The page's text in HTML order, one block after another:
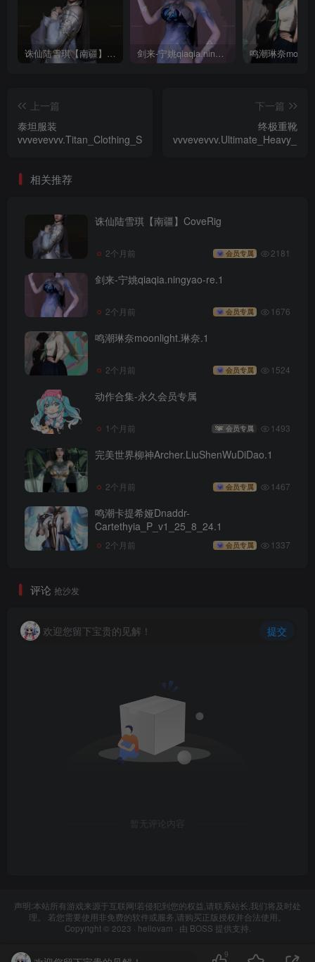
诛仙陆雪琪【南疆】CoveRig 剑来-宁姚qiaqia.ningyao-re.1
上一篇
泰坦服装
vvvevevvv.Titan_Clothing_Set.1
下一篇
终极重靴
相关推荐
诛仙陆雪琪【南疆】CoveRig
2个月前 会员专属 2181
剑来-宁姚qiaqia.ningyao-re.1
2个月前 会员专属 1676
鸣潮琳奈moonlight.琳奈.1
2个月前 会员专属 1524
动作合集-永久会员专属
1个月前 会员专属 1493
完美世界柳神Archer.LiuShenWuDiDao.1
2个月前 会员专属 1467
鸣潮卡提希娅Dnaddr-
Cartethyia_P_v1_25_8_24.1
2个月前 会员专属 1337
评论 抢沙发
欢迎您留下宝贵的见解！ 提交
暂无评论内容
声明:本站所有游戏来源于互联网!若侵犯到您的权益,请联系站长,我们将及时处
理。 若您需要使用非免费的软件或服务,请购买正版授权并合法使用。
Copyright © 2023 · hellovam · 由 BOSS 提供支持.
9